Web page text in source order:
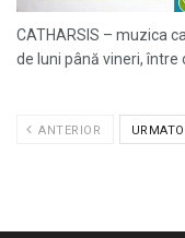
CATHARSIS – muzica
de luni până vineri, între
ANTERIOR